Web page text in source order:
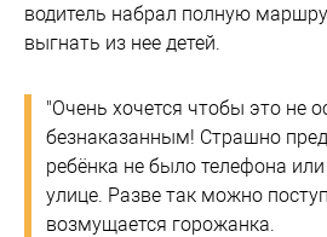
водитель набрал полную
выгнать из нее детей.
"Очень хочется чтобы это не
безнаказанным! Страшно
ребёнка не было телефона
улице. Разве так можно
возмущается горожанка.